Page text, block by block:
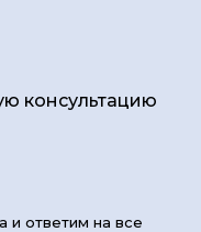
консультацию
и ответим на все